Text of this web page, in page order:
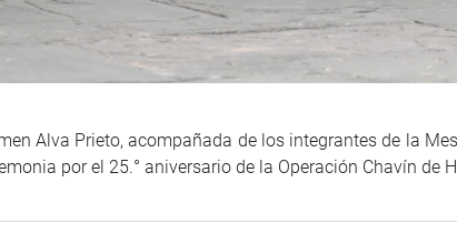
Alva Prieto, acompañada de los integrantes de la
por el 25.° aniversario de la Operación Chavín de